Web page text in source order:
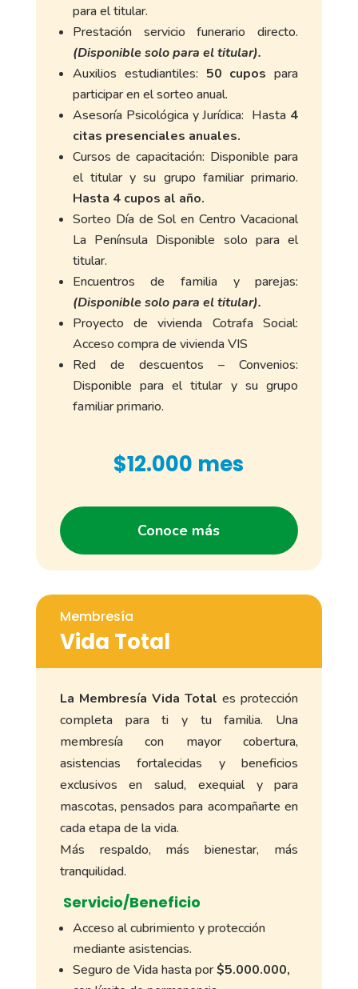
para el titular.
Prestación servicio funerario directo.
(Disponible solo para el titular).
Auxilios estudiantiles: 50 cupos para
participar en el sorteo anual.
Asesoría Psicológica y Jurídica: Hasta 4
citas presenciales anuales.
Cursos de capacitación: Disponible para
el titular y su grupo familiar primario.
Hasta 4 cupos al año.
Sorteo Día de Sol en Centro Vacacional
La Península Disponible solo para el
titular.
Encuentros de familia y parejas:
(Disponible solo para el titular).
Proyecto de vivienda Cotrafa Social:
Acceso compra de vivienda VIS
Red de descuentos – Convenios:
Disponible para el titular y su grupo
familiar primario.
$12.000 mes
Conoce más
Membresía
Vida Total
La Membresía Vida Total es protección
completa para ti y tu familia. Una
membresía con mayor cobertura,
asistencias fortalecidas y beneficios
exclusivos en salud, exequial y para
mascotas, pensados para acompañarte en
cada etapa de la vida.
Más respaldo, más bienestar, más
tranquilidad.
Servicio/Beneficio
Acceso al cubrimiento y protección
mediante asistencias.
Seguro de Vida hasta por$5.000.000,